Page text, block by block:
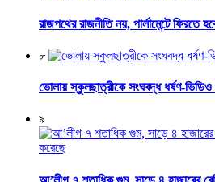
রাজপথের রাজনীতি নয়, পার্লামেন্টে ফিরতে
৮
ভোলায় স্কুলছাত্রীকে সংঘবদ্ধ ধর্ষণ-
৯